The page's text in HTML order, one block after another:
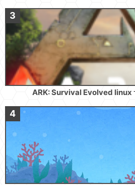
ARK: Survival Evolved linux